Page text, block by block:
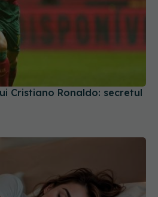
Cristiano Ronaldo: secretul